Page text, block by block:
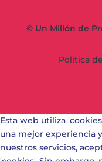
© Un Millón de
Política
Esta web utiliza
una mejor experiencia
nuestros servicios,